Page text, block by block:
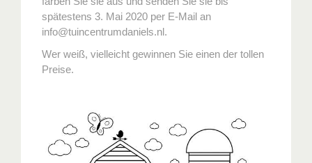
spätestens 3. Mai 2020 per E-Mail an
info@tuincentrumdaniels.nl.
Wer weiß, vielleicht gewinnen Sie einen der tollen
Preise.